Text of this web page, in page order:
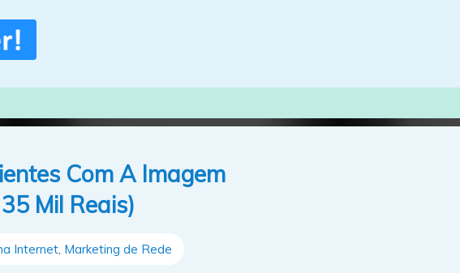
Com A Imagem
Mil Reais)
Internet Marketing de Rede